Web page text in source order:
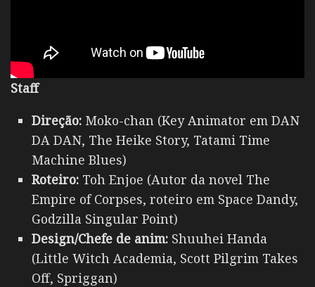
Staff
Direção: Moko-chan (Key Animator em DAN
DA DAN, The Heike Story, Tatami Time
Machine Blues)
Roteiro: Toh Enjoe (Autor da novel The
Empire of Corpses, roteiro em Space Dandy,
Godzilla Singular Point)
Design/Chefe de anim: Shuuhei Handa
(Little Witch Academia, Scott Pilgrim Takes
Off, Spriggan)